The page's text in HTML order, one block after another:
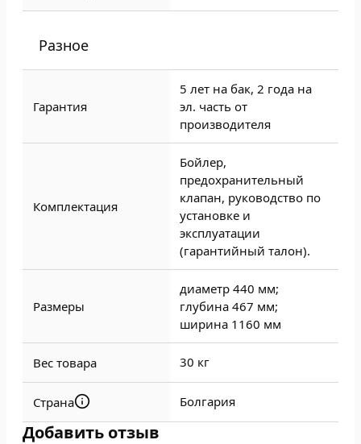
Разное
Гарантия
5 лет на бак, 2 года на
эл. часть от
производителя
Комплектация
Бойлер,
предохранительный
клапан, руководство по
установке и
эксплуатации
(гарантийный талон).
Размеры
диаметр 440 мм;
глубина 467 мм;
ширина 1160 мм
Вес товара 30 кг
Страна Болгария
Добавить отзыв